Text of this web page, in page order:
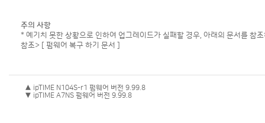
주의 사항
* 예기치 못한 상황으로 인하여 업그레이드가 실패할 경우, 아래의 문서를 참
참조>
[ 펌웨어 복구 하기 문서 ]
▲ ipTIME N104S-r1 펌웨어 버전 9.99.8
▼ ipTIME A7NS 펌웨어 버전 9.99.8